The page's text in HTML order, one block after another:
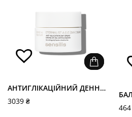
АНТИГЛІКАЦІЙНИЙ ДЕННИЙ КРЕМ - ETERNALIST DAY CREAM
3039 ₴
464